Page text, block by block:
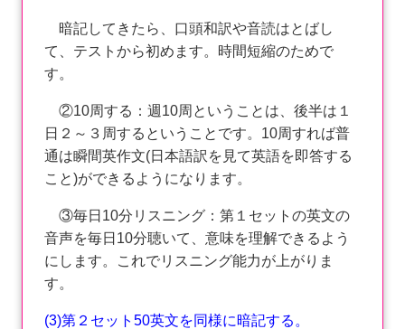
暗記してきたら、口頭和訳や音読はとばし
て、テストから初めます。時間短縮のためで
す。
②10周する：週10周ということは、後半は１
日２～３周するということです。10周すれば普
通は瞬間英作文(日本語訳を見て英語を即答する
こと)ができるようになります。
③毎日10分リスニング：第１セットの英文の
音声を毎日10分聴いて、意味を理解できるよう
にします。これでリスニング能力が上がりま
す。
(3)第２セット50英文を同様に暗記する。